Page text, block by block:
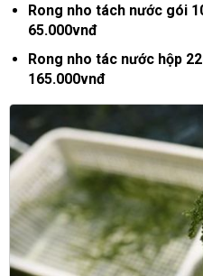
Rong nho tách nước gói
65.000vnđ
Rong nho tác nước hộp
165.000vnđ